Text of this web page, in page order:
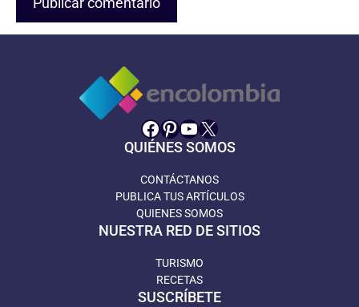
Facebook
Pinterest
YouTube
X
QUIÉNES SOMOS
CONTÁCTANOS
PUBLICA TUS ARTÍCULOS
QUIENES SOMOS
NUESTRA RED DE SITIOS
TURISMO
RECETAS
SUSCRÍBETE